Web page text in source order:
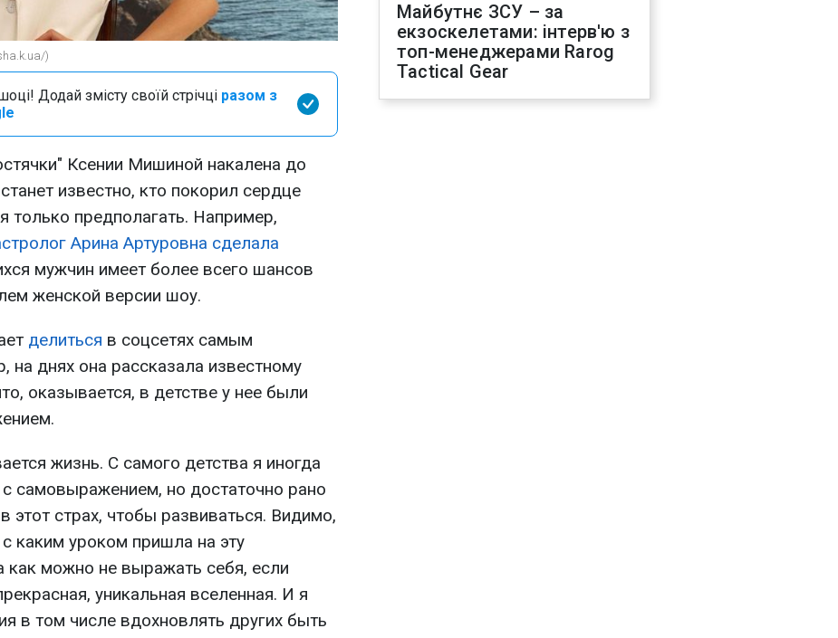
)
Додай змісту своїй стрічці разом з
Ксении Мишиной накалена до
известно, кто покорил сердце
только предполагать. Например,
Арина Артуровна сделала
мужчин имеет более всего шансов
женской версии шоу.
делиться в соцсетях самым
днях она рассказала известному
оказывается, в детстве у нее были
жизнь. С самого детства я иногда
самовыражением, но достаточно рано
этот страх, чтобы развиваться. Видимо,
каким уроком пришла на эту
можно не выражать себя, если
уникальная вселенная. И я
в том числе вдохновлять других быть
Майбутнє ЗСУ – за
екзоскелетами: інтерв'ю з
топ-менеджерами Rarog
Tactical Gear